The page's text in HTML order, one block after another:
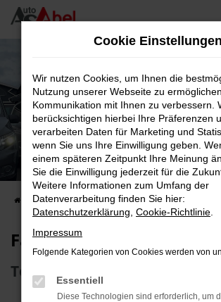
Zum
Fahrzeug-Showroom
Top Auswahl an Reisemobilen und PKW
Startseite Fahrzeugangebote Fahrzeugsuche
Fahrzeug-Showroom
Top Auswahl an
Cookie Einstellungen
Wir nutzen Cookies, um Ihnen die
Nutzung unserer Webseite zu
Kommunikation mit Ihnen zu verbessern.
berücksichtigen hierbei Ihre Präferenzen
verarbeiten Daten für Marketing und
wenn Sie uns Ihre Einwilligung geben.
einem späteren Zeitpunkt Ihre Meinung
Sie die Einwilligung jederzeit für die
Weitere Informationen zum Umfang der
Datenverarbeitung finden Sie hier:
Datenschutzerklärung Cookie-Richtlinie
Impressum
Folgende Kategorien von Cookies werden von
Essentiell
Diese Technologien sind erforderlich, um